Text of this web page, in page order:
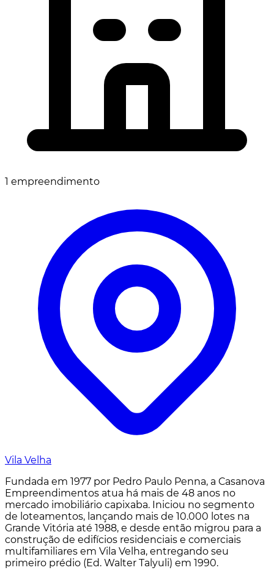
1 empreendimento
Vila Velha
Fundada em 1977 por Pedro Paulo Penna, a Casanova
Empreendimentos atua há mais de 48 anos no
mercado imobiliário capixaba. Iniciou no segmento
de loteamentos, lançando mais de 10.000 lotes na
Grande Vitória até 1988, e desde então migrou para a
construção de edifícios residenciais e comerciais
multifamiliares em Vila Velha, entregando seu
primeiro prédio (Ed. Walter Talyuli) em 1990.